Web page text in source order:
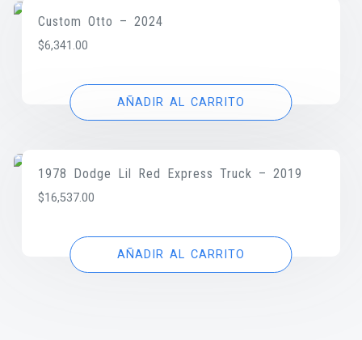
Custom Otto – 2024
$6,341.00
AÑADIR AL CARRITO
1978 Dodge Lil Red Express Truck – 2019
$16,537.00
AÑADIR AL CARRITO